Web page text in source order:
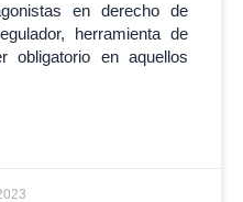
en derecho de
herramienta de
obligatorio en aquellos